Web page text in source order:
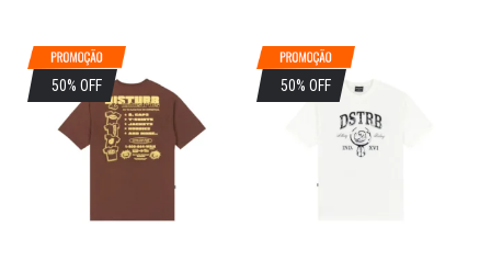
50% OFF 50% OFF